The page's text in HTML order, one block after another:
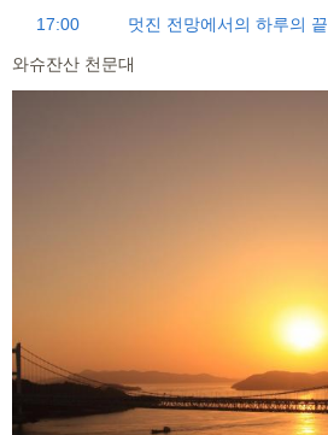
17:00 멋진 전망에서의 하루의 끝
와슈잔산 천문대